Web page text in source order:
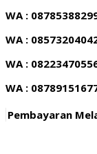
WA :
WA :
WA :
WA :
Pembayaran